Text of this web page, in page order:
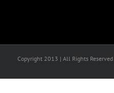
Copyright 2013 | All Rights